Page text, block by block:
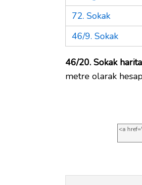
72. Sokak
46/9. Sokak
46/20. Sokak
metre olarak